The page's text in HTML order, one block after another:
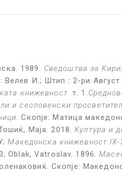
1989. Сведоштва за
Велев И.; Штип : 2-ри
книжевност. т. 1.
и сесловенски
. Скопје: Матица
Маја. 2018.Култура и
Македонска книжевност IX-
Oblak, Vatroslav. 1896.
Скопје: